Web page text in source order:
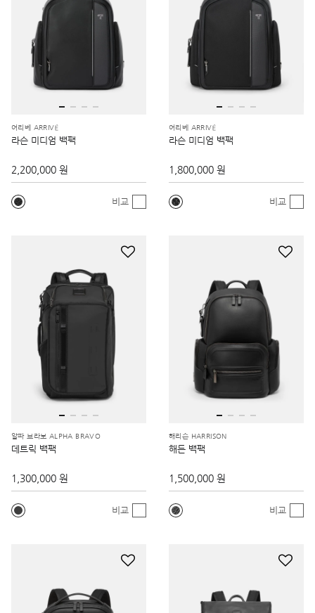
어리베 ARRIVÉ
라슨 미디엄 백팩
2,200,000 원
비교
어리베 ARRIVÉ
라슨 미디엄 백팩
1,800,000 원
비교
알파 브라보 ALPHA BRAVO
데트릭 백팩
1,300,000 원
비교
해리슨 HARRISON
해든 백팩
1,500,000 원
비교